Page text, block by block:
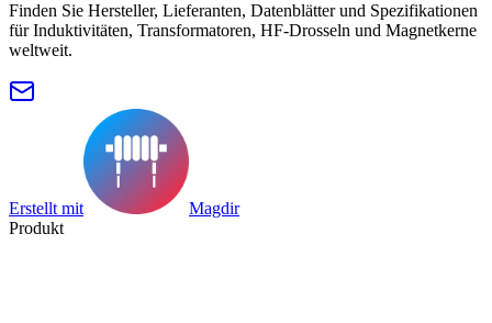
Finden Sie Hersteller, Lieferanten, Datenblätter und Spezifikationen
für Induktivitäten, Transformatoren, HF-Drosseln und Magnetkerne
weltweit.
Erstellt mit
Magdir
Produkt